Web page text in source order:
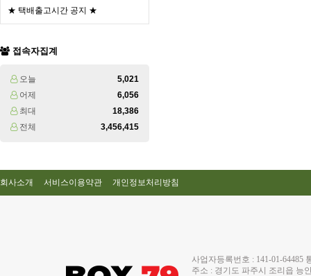
★ 택배출고시간 공지 ★
접속자집계
오늘
5,021
어제
6,056
최대
18,386
전체
3,456,415
회사소개 서비스이용약관 개인정보처리방침
사업자등록번호 : 141-01-
주소 : 경기도 파주시 조리읍 능